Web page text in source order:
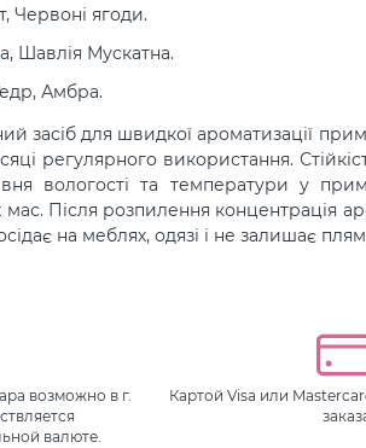
Червоні ягоди.
Шавлія Мускатна.
Амбра.
засіб для швидкої ароматизації
регулярного використання.
вологості та температури у
Після розпилення концентрація
на меблях, одязі і не залишає
возможно в г.
валюте.
Картой Visa или